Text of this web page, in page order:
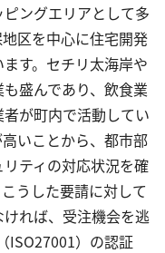
ングエリアとして多
区を中心に住宅開発
す。セチリ太海岸や
盛んであり、飲食業
が町内で活動してい
いことから、都市部
ティの対応状況を確
うした要請に対して
れば、受注機会を逃
ISO27001）の認証